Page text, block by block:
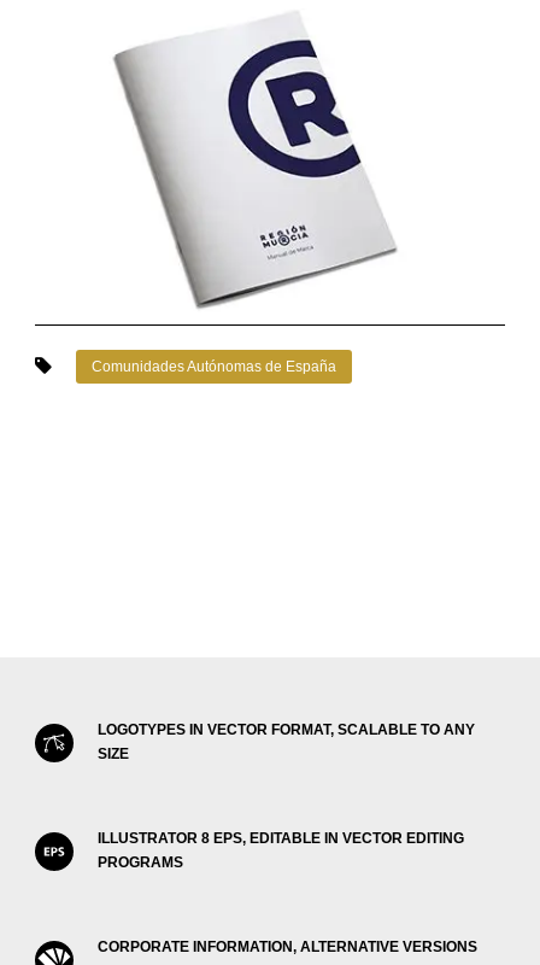
Comunidades Autónomas de España
LOGOTYPES IN VECTOR FORMAT, SCALABLE TO ANY
SIZE
ILLUSTRATOR 8 EPS, EDITABLE IN VECTOR EDITING
PROGRAMS
CORPORATE INFORMATION, ALTERNATIVE VERSIONS